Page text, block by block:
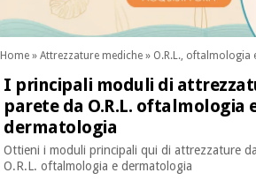
SALE
I nostri
prodotti
Kinefis
Benessere,
qualità
della vita
corpo
Odontoiatria
Attrezzature
Home » Attrezzature mediche » O.R.L., oftalmologia
SUMMER
SALE
I nostri
prodotti
Kinefis
estetica
qualità
della vita
e cura del
corpo
I principali moduli di
parete da O.R.L. oftalmologia
dermatologia
Ottieni i moduli principali qui di attrezzature
O.R.L. oftalmologia e dermatologia